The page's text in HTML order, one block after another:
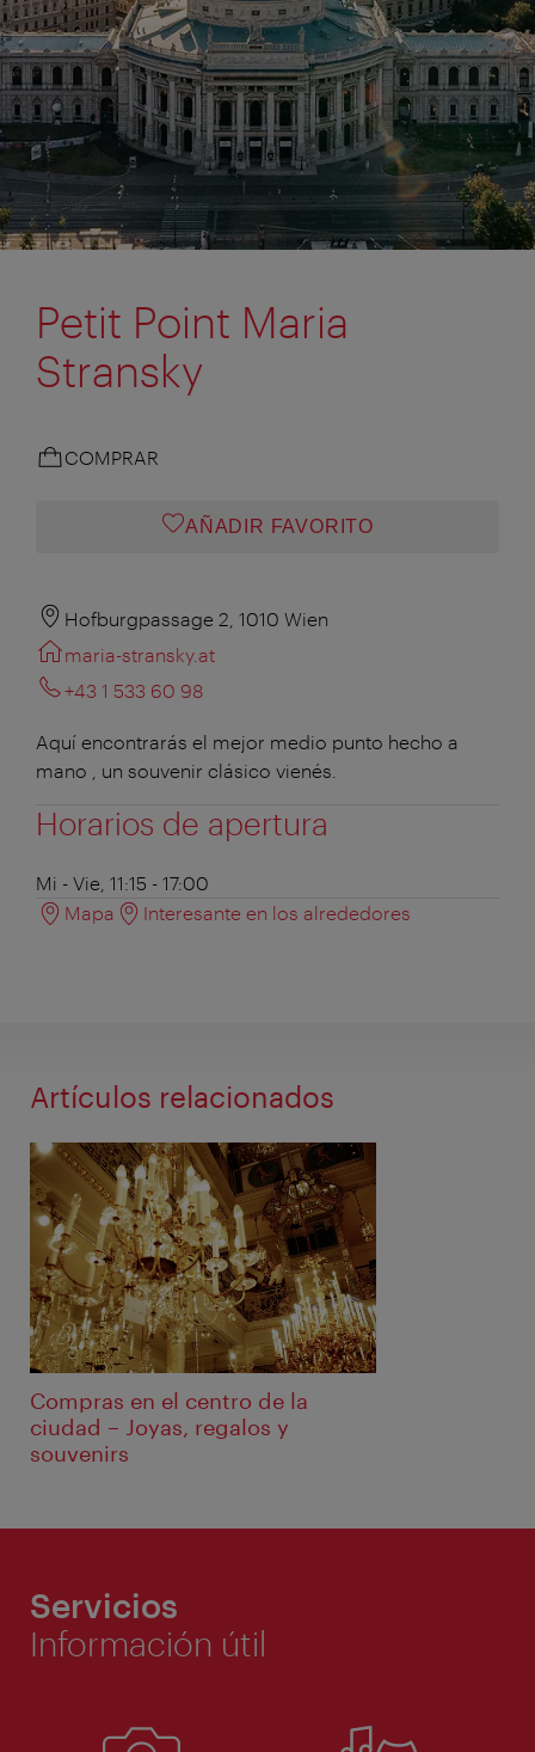
Petit Point Maria
Stransky
COMPRAR
AÑADIR FAVORITO
Hofburgpassage 2, 1010 Wien
maria-stransky.at
+43 1 533 60 98
Aquí encontrarás el mejor medio punto hecho a
mano , un souvenir clásico vienés.
Horarios de apertura
Mi - Vie, 11:15 - 17:00
Mapa
Interesante en los alrededores
Artículos relacionados
Compras en el centro de la
ciudad – Joyas, regalos y
souvenirs
Servicios
Información útil